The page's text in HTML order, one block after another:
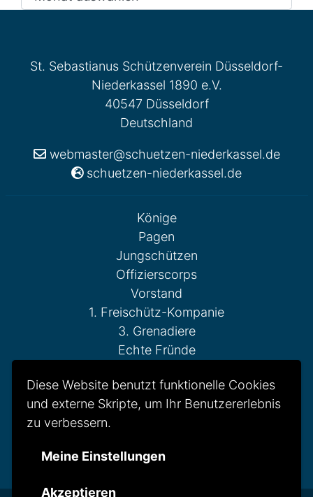
Diese Website benutzt funktionelle Cookies
und externe Skripte, um Ihr Benutzererlebnis
zu verbessern.
Meine Einstellungen
Akzeptieren
St. Sebastianus Schützenverein Düsseldorf-
Niederkassel 1890 e.V.
40547 Düsseldorf
Deutschland
webmaster@schuetzen-niederkassel.de
schuetzen-niederkassel.de
Könige
Pagen
Jungschützen
Offizierscorps
Vorstand
1. Freischütz-Kompanie
3. Grenadiere
Echte Fründe
Gesellschaft Reserve
Otto-Weddigen-Kompanie
Tambour-Corps